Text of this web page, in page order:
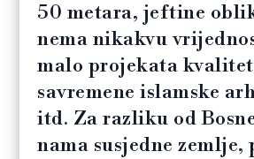
50 metara, jeftine
nema nikakvu
malo projekata
savremene islamske
itd. Za razliku od
nama susjedne zemlje,